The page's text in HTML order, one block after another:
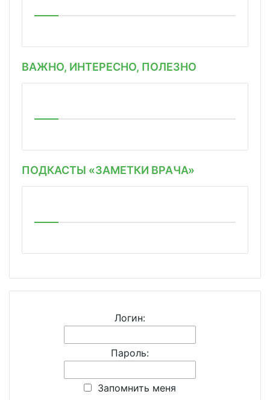
ВАЖНО, ИНТЕРЕСНО, ПОЛЕЗНО
ПОДКАСТЫ «ЗАМЕТКИ ВРАЧА»
Логин:
Пароль:
Запомнить меня